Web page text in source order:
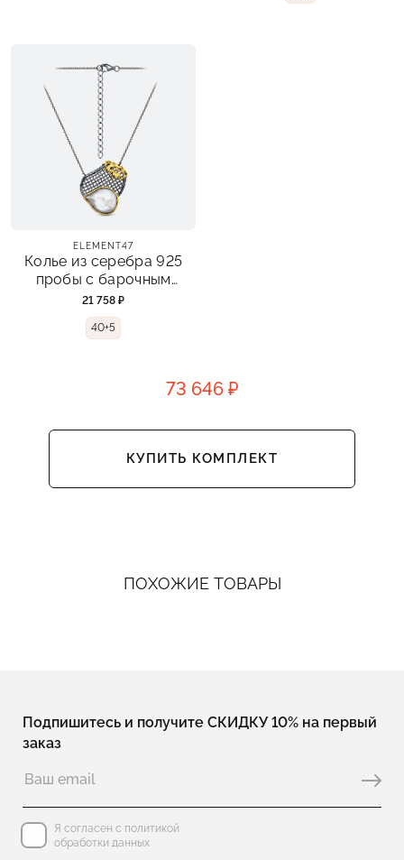
ELEMENT47
Колье из серебра 925
пробы с барочным
жемчугом
21 758 ₽
40+5
73 646 ₽
КУПИТЬ КОМПЛЕКТ
ПОХОЖИЕ ТОВАРЫ
Подпишитесь и получите СКИДКУ 10% на первый
заказ
Я согласен с политикой
обработки данных